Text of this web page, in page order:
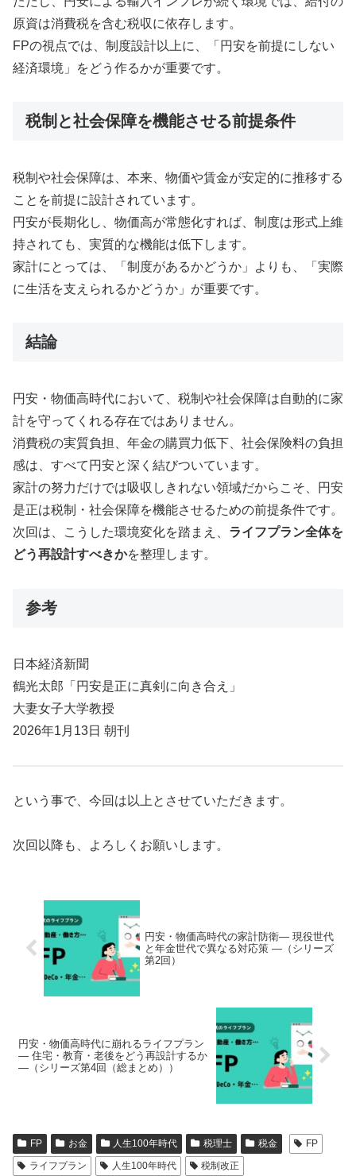
原資は消費税を含む税収に依存します。
FPの視点では、制度設計以上に、「円安を前提にしない
経済環境」をどう作るかが重要です。
税制と社会保障を機能させる前提条件
税制や社会保障は、本来、物価や賃金が安定的に推移する
ことを前提に設計されています。
円安が長期化し、物価高が常態化すれば、制度は形式上維
持されても、実質的な機能は低下します。
家計にとっては、「制度があるかどうか」よりも、「実際
に生活を支えられるかどうか」が重要です。
結論
円安・物価高時代において、税制や社会保障は自動的に家
計を守ってくれる存在ではありません。
消費税の実質負担、年金の購買力低下、社会保険料の負担
感は、すべて円安と深く結びついています。
家計の努力だけでは吸収しきれない領域だからこそ、円安
是正は税制・社会保障を機能させるための前提条件です。
次回は、こうした環境変化を踏まえ、 ライフプラン全体を
どう再設計すべきかを整理します。
参考
日本経済新聞
鶴光太郎「円安是正に真剣に向き合え」
大妻女子大学教授
2026年1月13日 朝刊
という事で、今回は以上とさせていただきます。
次回以降も、よろしくお願いします。
円安・物価高時代の家計防衛― 現役世代
と年金世代で異なる対応策 ―（シリーズ
第2回）
円安・物価高時代に崩れるライフプラン
― 住宅・教育・老後をどう再設計するか
―（シリーズ第4回（総まとめ））
FP お金 人生100年時代 税理士 税金
FP
ライフプラン
人生100年時代 税制改正